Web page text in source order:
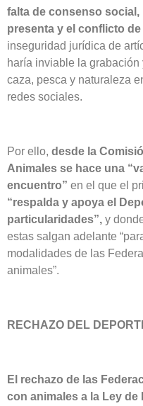
falta de consenso
presenta y el conflicto
inseguridad jurídica de
haría inviable la
caza, pesca y naturaleza
redes sociales.
Por ello, desde la
Animales se hace una
encuentro” en el que el
“respalda y apoya el
particularidades”, y
estas salgan adelante
modalidades de las
animales”.
RECHAZO DEL
El rechazo de las
con animales a la Ley